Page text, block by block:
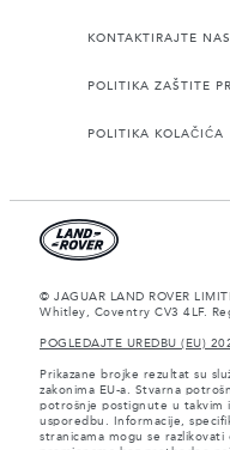
KONTAKTIRAJTE NAS
POLITIKA ZAŠTITE
POLITIKA KOLAČIĆA
© JAGUAR LAND ROVER
Whitley, Coventry CV3 4LF.
POGLEDAJTE UREDBU (EU)
Prikazane brojke rezultat su
zakonima EU-a. Stvarna
potrošnje postignute u takvim
usporedbu. Informacije,
stranicama mogu se